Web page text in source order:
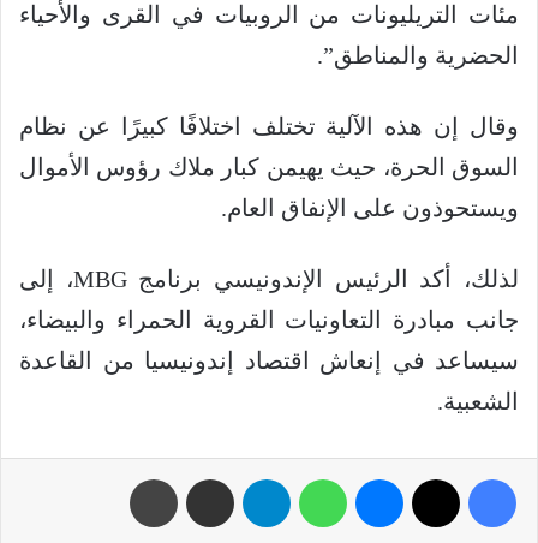
مئات التريليونات من الروبيات في القرى والأحياء
الحضرية والمناطق”.
وقال إن هذه الآلية تختلف اختلافًا كبيرًا عن نظام
السوق الحرة، حيث يهيمن كبار ملاك رؤوس الأموال
ويستحوذون على الإنفاق العام.
لذلك، أكد الرئيس الإندونيسي برنامج MBG، إلى
جانب مبادرة التعاونيات القروية الحمراء والبيضاء،
سيساعد في إنعاش اقتصاد إندونيسيا من القاعدة
الشعبية.